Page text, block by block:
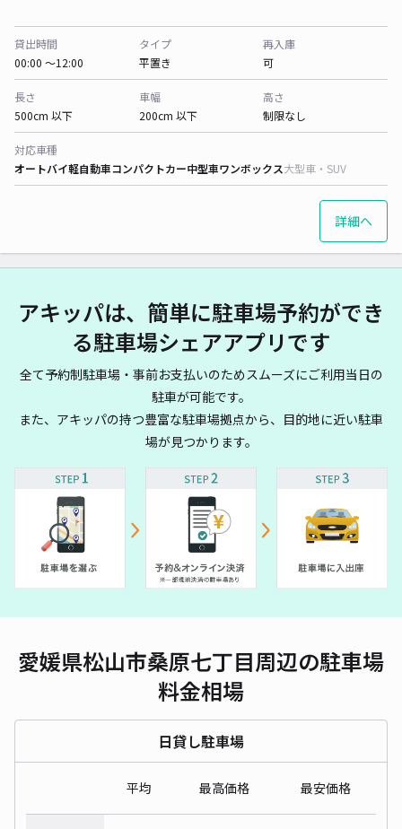
貸出時間
00:00 〜12:00
タイプ
平置き
再入庫
可
長さ
500cm 以下
車幅
200cm 以下
高さ
制限なし
対応車種
オートバイ軽自動車コンパクトカー中型車ワンボックス大型車・SUV
詳細へ
アキッパは、簡単に駐車場予約ができ
る駐車場シェアアプリです
全て予約制駐車場・事前お支払いのためスムーズにご利用当日の
駐車が可能です。
また、アキッパの持つ豊富な駐車場拠点から、目的地に近い駐車
場が見つかります。
愛媛県松山市桑原七丁目周辺の駐車場
料金相場
日貸し駐車場
平均 最高価格 最安価格